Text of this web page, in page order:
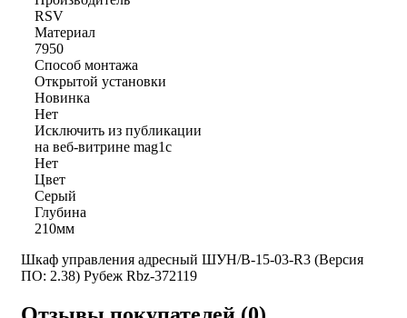
RSV
Материал
7950
Способ монтажа
Открытой установки
Новинка
Нет
Исключить из публикации
на веб-витрине mag1c
Нет
Цвет
Серый
Глубина
210мм
Шкаф управления адресный ШУН/В-15-03-R3 (Версия
ПО: 2.38) Рубеж Rbz-372119